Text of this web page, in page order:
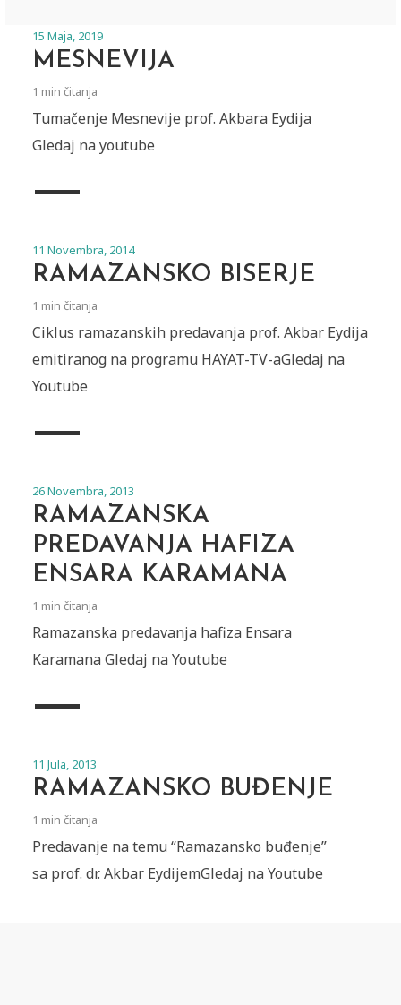
15 Maja, 2019
MESNEVIJA
1 min čitanja
Tumačenje Mesnevije prof. Akbara Eydija
Gledaj na youtube
11 Novembra, 2014
RAMAZANSKO BISERJE
1 min čitanja
Ciklus ramazanskih predavanja prof. Akbar Eydija
emitiranog na programu HAYAT-TV-aGledaj na
Youtube
26 Novembra, 2013
RAMAZANSKA
PREDAVANJA HAFIZA
ENSARA KARAMANA
1 min čitanja
Ramazanska predavanja hafiza Ensara
Karamana Gledaj na Youtube
11 Jula, 2013
RAMAZANSKO BUĐENJE
1 min čitanja
Predavanje na temu “Ramazansko buđenje”
sa prof. dr. Akbar EydijemGledaj na Youtube